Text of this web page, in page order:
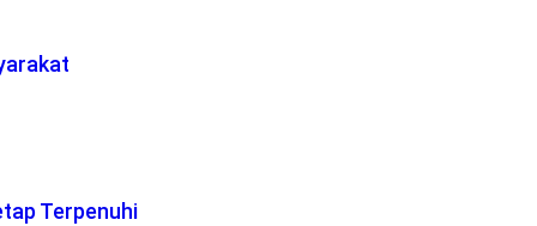
Terpenuhi